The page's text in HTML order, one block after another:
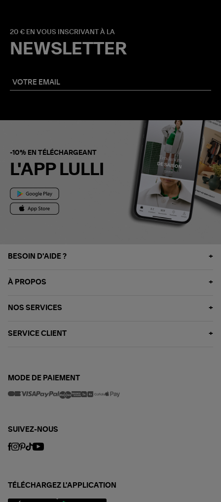
20 € EN VOUS INSCRIVANT À LA
NEWSLETTER
-10% EN TÉLÉCHARGEANT
L'APP LULLI
BESOIN D'AIDE ?
À PROPOS
NOS SERVICES
SERVICE CLIENT
MODE DE PAIEMENT
SUIVEZ-NOUS
TÉLÉCHARGEZ L'APPLICATION